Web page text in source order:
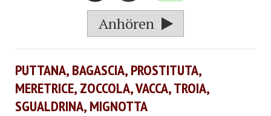
Anhören
PUTTANA, BAGASCIA, PROSTITUTA,
MERETRICE, ZOCCOLA, VACCA, TROIA,
SGUALDRINA, MIGNOTTA